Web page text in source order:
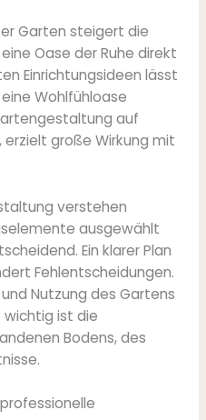
Garten steigert die
Oase der Ruhe direkt
Einrichtungsideen lässt
Wohlfühloase
auf
große Wirkung mit
verstehen
ausgewählt
Ein klarer Plan
Fehlentscheidungen.
Nutzung des Gartens
wichtig ist die
Bodens, des